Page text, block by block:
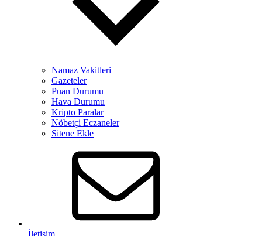
Namaz Vakitleri
Gazeteler
Puan Durumu
Hava Durumu
Kripto Paralar
Nöbetçi Eczaneler
Sitene Ekle
İletişim